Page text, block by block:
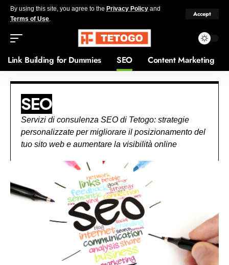
By using this site, you agree to the Privacy Policy and
Terms of Use.
Accept
Link Building for Dummies SEO Content Marketing
SEO
Servizi di consulenza SEO di Tetogo: strategie
personalizzate per migliorare il posizionamento del
tuo sito web e aumentare la visibilità online